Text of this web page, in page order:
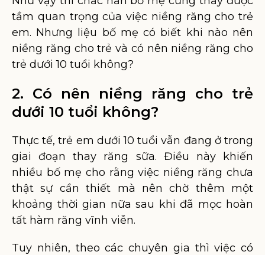
tầm quan trọng của việc niềng răng cho trẻ
em. Nhưng liệu bố mẹ có biết khi nào nên
niềng răng cho trẻ và có nên niềng răng cho
trẻ dưới 10 tuổi không?
2. Có nên niềng răng cho trẻ
dưới 10 tuổi không?
Thực tế, trẻ em dưới 10 tuổi vẫn đang ở trong
giai đoạn thay răng sữa. Điều này khiến
nhiều bố mẹ cho rằng việc niềng răng chưa
thật sự cần thiết mà nên chờ thêm một
khoảng thời gian nữa sau khi đã mọc hoàn
tất hàm răng vĩnh viễn.
Tuy nhiên, theo các chuyên gia thì việc có